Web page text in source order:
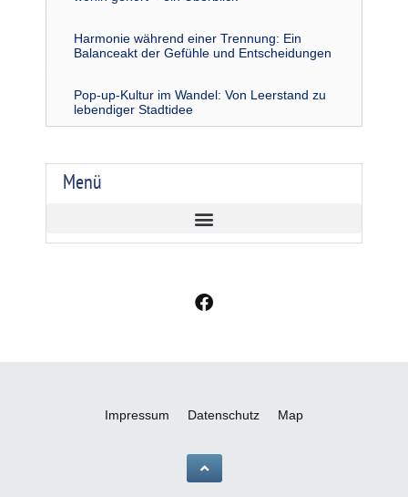
Harmonie während einer Trennung: Ein
Balanceakt der Gefühle und Entscheidungen
Pop-up-Kultur im Wandel: Von Leerstand zu
lebendiger Stadtidee
Menü
F
a
o
k
Impressum Datenschutz Map